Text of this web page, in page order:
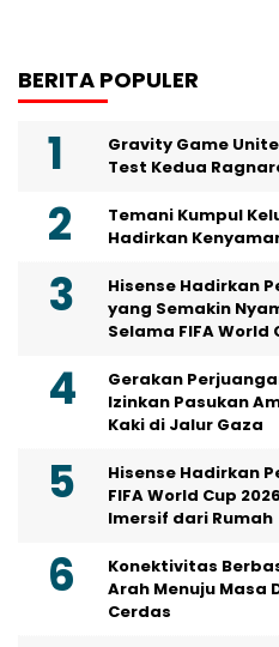
BERITA POPULER
Gravity Game
Test Kedua
Temani Kumpul
Hadirkan
Hisense Hadirkan
yang Semakin
Selama FIFA World
Gerakan
Izinkan Pasukan
Kaki di Jalur Gaza
Hisense Hadirkan
FIFA World Cup
Imersif dari Rumah
Konektivitas
Arah Menuju Masa
Cerdas